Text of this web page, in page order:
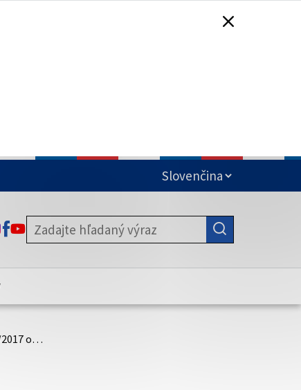
Zabezpečená stránka vždy začína
webového sídla.
SA OTVORÍ NA NOVEJ KARTE
ODKAZ SA OTVORÍ NA NOVEJ KARTE
ODKAZ SA OTVORÍ NA NOVEJ KARTE
2017 o…